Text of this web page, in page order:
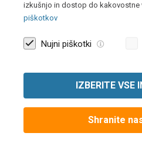
Vse slike so simbolične. Vse cene
prikazane
© 2007 -2026 Extra Lux d.o.o. Vse
izkušnjo in dostop do kakovostne
piškotkov
Nujni piškotki
IZBERITE VSE
Shranite